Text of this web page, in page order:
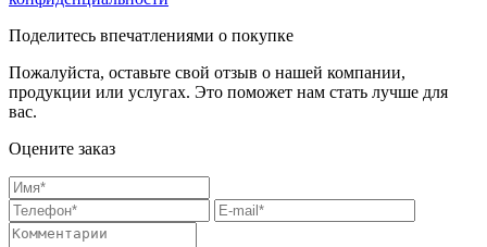
Поделитесь впечатлениями о покупке
Пожалуйста, оставьте свой отзыв о нашей компании,
продукции или услугах. Это поможет нам стать лучше для
вас.
Оцените заказ